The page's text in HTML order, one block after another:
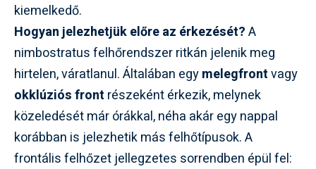
kiemelkedő.
Hogyan jelezhetjük előre az érkezését?A
nimbostratus felhőrendszer ritkán jelenik meg
hirtelen, váratlanul. Általában egymelegfrontvagy
okklúziós front részeként érkezik, melynek
közeledését már órákkal, néha akár egy nappal
korábban is jelezhetik más felhőtípusok. A
frontális felhőzet jellegzetes sorrendben épül fel: